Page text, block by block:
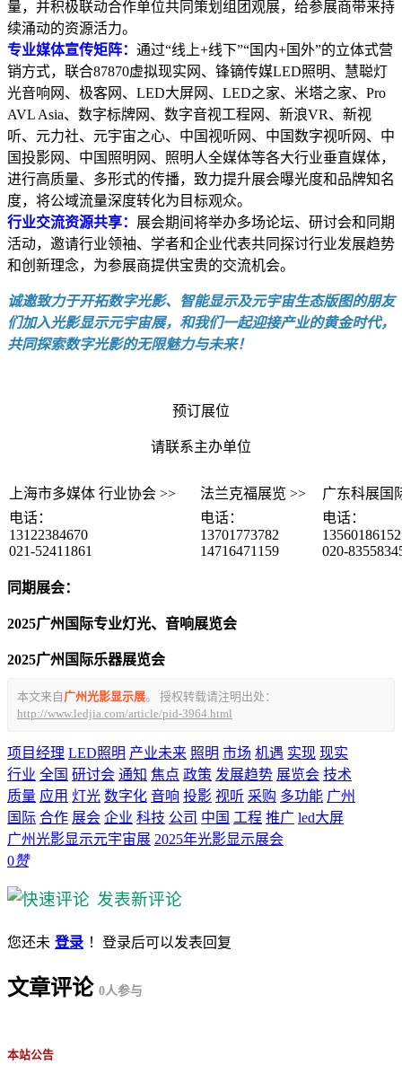
量，并积极联动合作单位共同策划组团观展，给参展商带来持
续涌动的资源活力。
专业媒体宣传矩阵： 通过“线上+线下”“国内+国外”的立体式营
销方式，联合87870虚拟现实网、锋镝传媒LED照明、慧聪灯
光音响网、极客网、LED大屏网、LED之家、米塔之家、Pro
AVL Asia、数字标牌网、数字音视工程网、新浪VR、新视
听、元力社、元宇宙之心、中国视听网、中国数字视听网、中
国投影网、中国照明网、照明人全媒体等各大行业垂直媒体，
进行高质量、多形式的传播，致力提升展会曝光度和品牌知名
度，将公域流量深度转化为目标观众。
行业交流资源共享： 展会期间将举办多场论坛、研讨会和同期
活动，邀请行业领袖、学者和企业代表共同探讨行业发展趋势
和创新理念，为参展商提供宝贵的交流机会。
诚邀致力于开拓数字光影、智能显示及元宇宙生态版图的朋友
们加入光影显示元宇宙展，和我们一起迎接产业的黄金时代，
共同探索数字光影的无限魅力与未来！
预订展位
请联系主办单位
上海市多媒体 行业协会 >> 法兰克福展览 >>
广东科展国
电话：
13122384670
021-52411861
电话：
13701773782
14716471159
电话：
13560186152
020-
同期展会：
2025广州国际专业灯光、音响展览会
2025广州国际乐器展览会
本文来自 广州光影显示展。 授权转载请注明出处：
http://www.ledjia.com/article/pid-3964.html
项目经理 LED照明 产业未来 照明 市场 机遇 实现 现实
行业 全国 研讨会 通知 焦点 政策 发展趋势 展览会 技术
质量 应用 灯光 数字化 音响 投影 视听 采购 多功能 广州
国际 合作 展会 企业 科技 公司 中国 工程 推广 led大屏
广州光影显示元宇宙展 2025年光影显示展会
0赞
发表新评论
您还未 登录 ！登录后可以发表回复
文章评论 0人参与
本站公告